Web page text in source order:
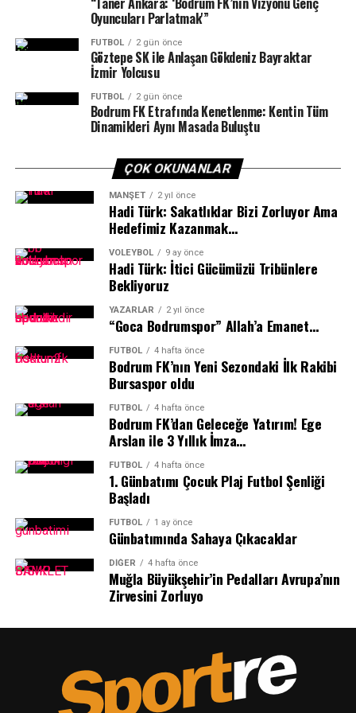
Yayın hayatına 19 Mayıs 2023 yılında başlayan Sportre
Dergisi’nin organizasyonu olan gecemizin ilkini Mart
2025’de yapmıştık. Önümüzdeki yıl üçüncü
organizasyonumuzda buluşmak üzere gecemize hoş
geldiniz.”
Gençlik Spor İlçe Müdürlüğü, Bodrum Belediyesi,
Sportre yorumcuları ve yazarları tarafından oluşan bir
jürinin belirlediği ve 19 kategoride 58 başarılı spor
insanının ödül aldığı “Grey Beton Sporun Enleri Bodrum
2025” ödülleri şu isimlerden oluştu:
En Başarılı Takımlar : Yalıkavak Yelken SK U 14
periyotta yaşadığı sakatlık nedeniyle son üç çeyrekte
forma giyemedi.
Bodrum ekibi ESA, dördüncü maçında 1 Kasım Cuma
Belediyespor’u konuk edecek.
Haber/Foto: Şener Bilgin
Oyuncuları Parlatmak'”
FUTBOL 2 gün önce
Göztepe SK ile Anlaşan Gökdeniz Bayraktar
İzmir Yolcusu
FUTBOL 2 gün önce
Bodrum FK Etrafında Kenetlenme: Kentin Tüm
Dinamikleri Aynı Masada Buluştu
ÇOK OKUNANLAR
MANŞET 2 yıl önce
Hadi Türk: Sakatlıklar Bizi Zorluyor Ama
Hedefimiz Kazanmak…
VOLEYBOL 9 ay önce
Hadi Türk: İtici Gücümüzü Tribünlere
Bekliyoruz
YAZARLAR 2 yıl önce
“Goca Bodrumspor” Allah’a Emanet…
FUTBOL 4 hafta önce
Bodrum FK’nın Yeni Sezondaki İlk Rakibi
Bursaspor oldu
FUTBOL 4 hafta önce
Bodrum FK’dan Geleceğe Yatırım! Ege
Arslan ile 3 Yıllık İmza…
FUTBOL 4 hafta önce
1.⁠ ⁠Günbatımı Çocuk Plaj Futbol Şenliği
Başladı
FUTBOL 1 ay önce
Günbatımında Sahaya Çıkacaklar
DIĞER 4 hafta önce
Muğla Büyükşehir’in Pedalları Avrupa’nın
Zirvesini Zorluyo